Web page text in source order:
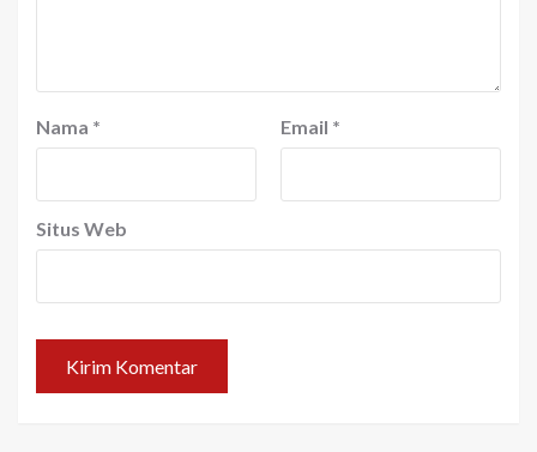
Nama * Email *
Situs Web